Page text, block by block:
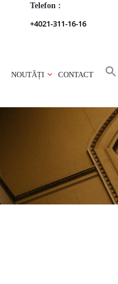
Telefon :
+4021-311-16-16
NOUTĂȚI CONTACT